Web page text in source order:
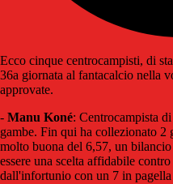
Ecco cinque centrocampisti, di
36a giornata al fantacalcio nella
approvate.
- Manu Koné: Centrocampista
gambe. Fin qui ha collezionato 2
molto buona del 6,57, un
essere una scelta affidabile
dall'infortunio con un 7 in pagella